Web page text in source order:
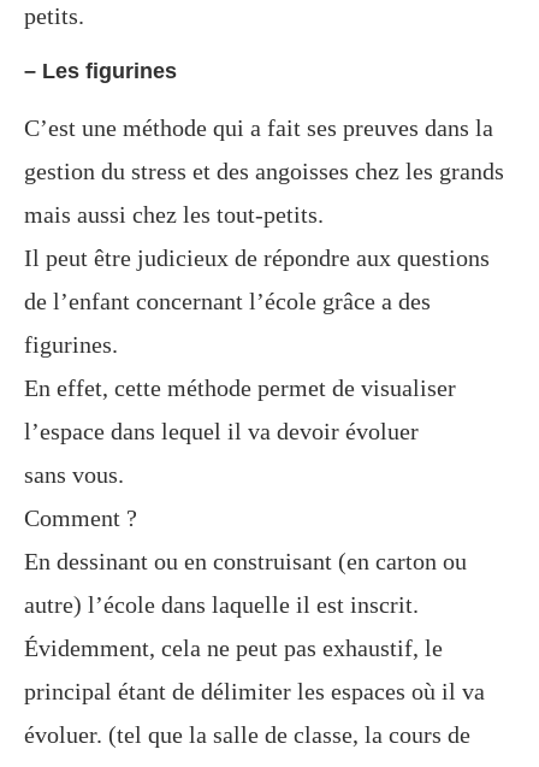
petits.
– Les figurines
C’est une méthode qui a fait ses preuves dans la
gestion du stress et des angoisses chez les grands
mais aussi chez les tout-petits.
Il peut être judicieux de répondre aux questions
de l’enfant concernant l’école grâce a des
figurines.
En effet, cette méthode permet de visualiser
l’espace dans lequel il va devoir évoluer
sans vous.
Comment ?
En dessinant ou en construisant (en carton ou
autre) l’école dans laquelle il est inscrit.
Évidemment, cela ne peut pas exhaustif, le
principal étant de délimiter les espaces où il va
évoluer. (tel que la salle de classe, la cours de